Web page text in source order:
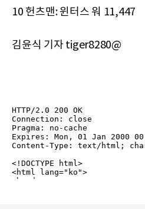
10 헌츠맨: 윈터스 워 11,447
김윤식 기자 tiger8280@